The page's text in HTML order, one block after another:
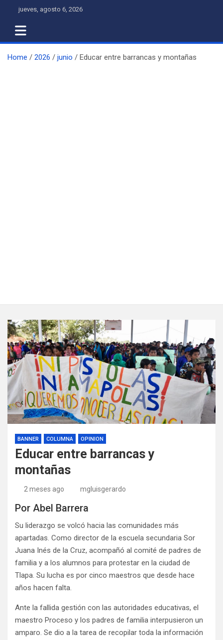
content
jueves, agosto 6, 2026
Home 2026 junio Educar entre barrancas y montañas
BANNER COLUMNA OPINION
Educar entre barrancas y
montañas
2 meses ago mgluisgerardo
Por Abel Barrera
Su liderazgo se volcó hacia las comunidades más
apartadas. Como director de la escuela secundaria Sor
Juana Inés de la Cruz, acompañó al comité de padres de
familia y a los alumnos para protestar en la ciudad de
Tlapa. Su lucha es por cinco maestros que desde hace
años hacen falta.
Ante la fallida gestión con las autoridades educativas, el
maestro Proceso y los padres de familia interpusieron un
amparo. Se dio a la tarea de recopilar toda la información